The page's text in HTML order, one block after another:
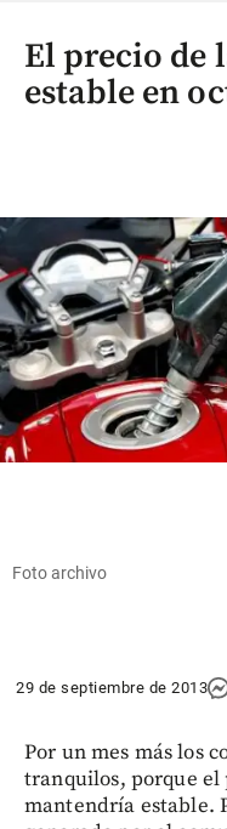
El precio de
estable en
Foto archivo
29 de septiembre de 2013
Por un mes más los
tranquilos, porque el
mantendría estable.